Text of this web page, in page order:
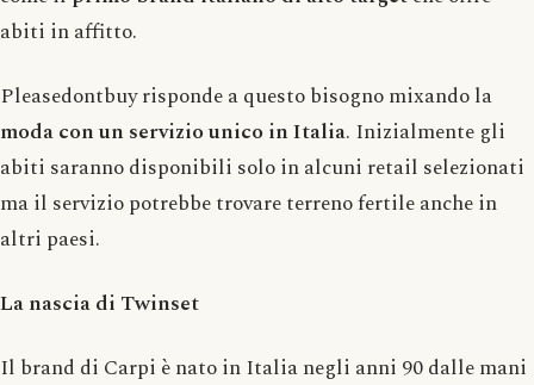
abiti in affitto.
Pleasedontbuy risponde a questo bisogno mixando la
moda con un servizio unico in Italia. Inizialmente gli
abiti saranno disponibili solo in alcuni retail selezionati
ma il servizio potrebbe trovare terreno fertile anche in
altri paesi.
La nascia di Twinset
Il brand di Carpi è nato in Italia negli anni 90 dalle mani